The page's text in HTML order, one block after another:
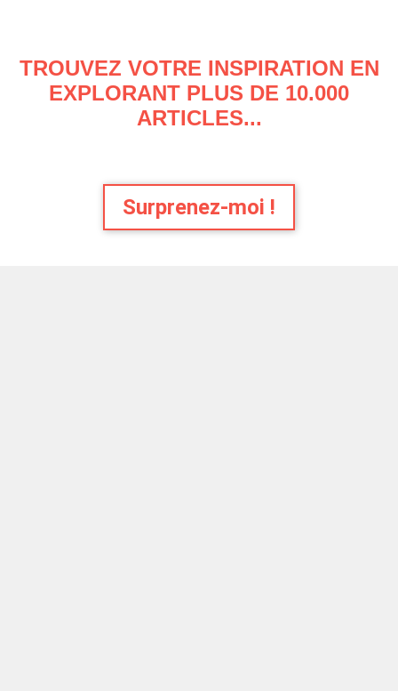
TROUVEZ VOTRE INSPIRATION EN
EXPLORANT PLUS DE 10.000
ARTICLES...
Surprenez-moi !